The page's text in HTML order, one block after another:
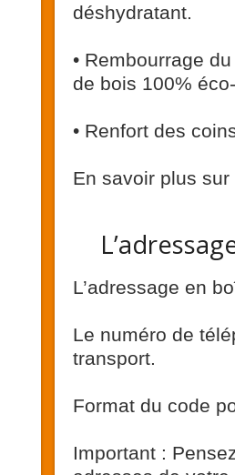
déshydratant.
• Rembourrage
de bois 100%
• Renfort des
En savoir plus sur
L’adressage en
Le numéro de
transport.
Format du code
Important :